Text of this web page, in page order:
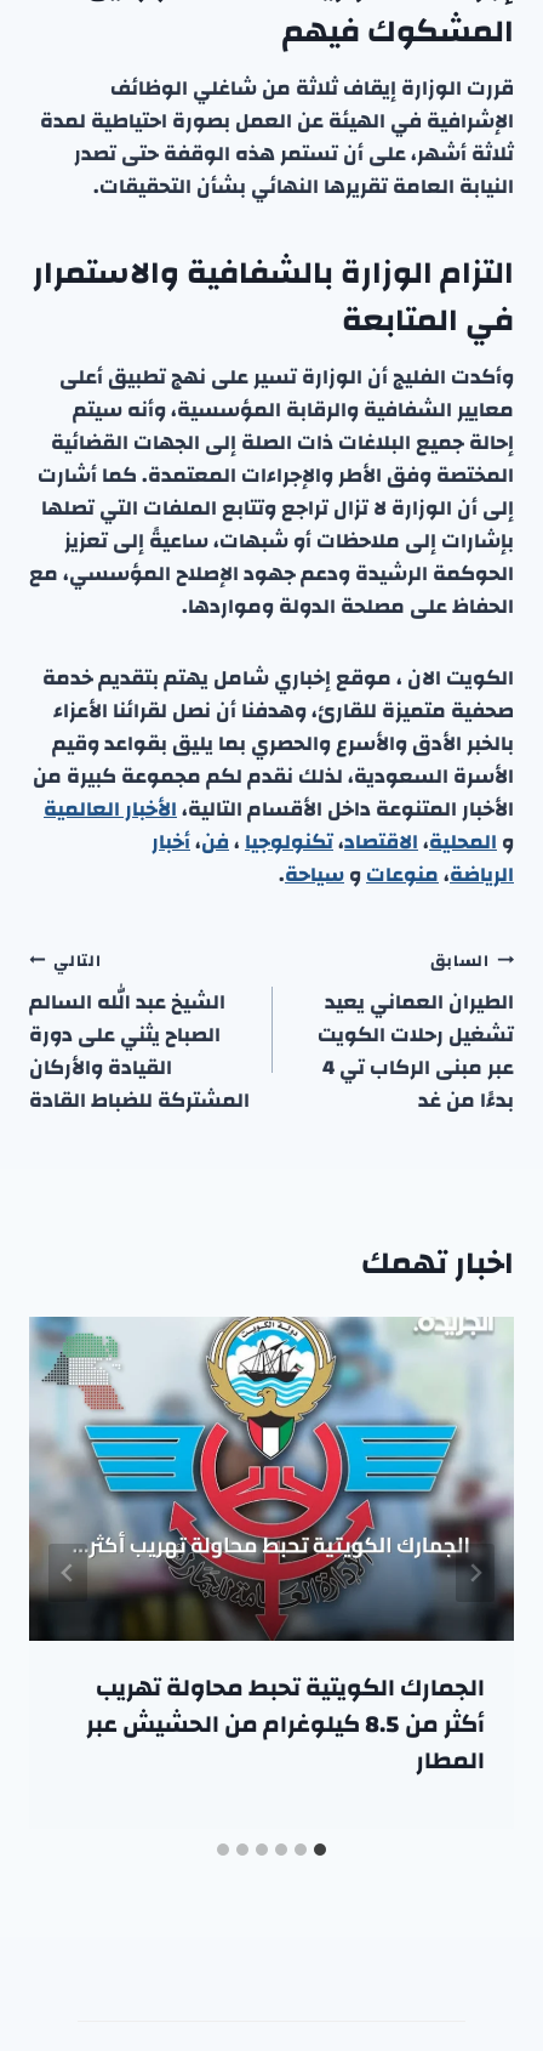
المشكوك فيهم
قررت الوزارة إيقاف ثلاثة من شاغلي الوظائف
الإشرافية في الهيئة عن العمل بصورة احتياطية لمدة
ثلاثة أشهر، على أن تستمر هذه الوقفة حتى تصدر
النيابة العامة تقريرها النهائي بشأن التحقيقات.
التزام الوزارة بالشفافية والاستمرار
في المتابعة
وأكدت الفليج أن الوزارة تسير على نهج تطبيق أعلى
معايير الشفافية والرقابة المؤسسية، وأنه سيتم
إحالة جميع البلاغات ذات الصلة إلى الجهات القضائية
المختصة وفق الأطر والإجراءات المعتمدة. كما أشارت
إلى أن الوزارة لا تزال تراجع وتتابع الملفات التي تصلها
بإشارات إلى ملاحظات أو شبهات، ساعيةً إلى تعزيز
الحوكمة الرشيدة ودعم جهود الإصلاح المؤسسي، مع
الحفاظ على مصلحة الدولة ومواردها.
الكويت الان ، موقع إخباري شامل يهتم بتقديم خدمة
صحفية متميزة للقارئ، وهدفنا أن نصل لقرائنا الأعزاء
بالخبر الأدق والأسرع والحصري بما يليق بقواعد وقيم
الأسرة السعودية، لذلك نقدم لكم مجموعة كبيرة من
الأخبار المتنوعة داخل الأقسام التالية،الأخبار العالمية
والمحلية،الاقتصاد،تكنولوجيا،فن،أخبار
الرياضة،منوعاتوسياحة.
تصفّح
المقالات
السابق
الطيران العماني يعيد
تشغيل رحلات الكويت
عبر مبنى الركاب تي 4
بدءًا من غد
التالي
الشيخ عبد الله السالم
الصباح يثني على دورة
القيادة والأركان
المشتركة للضباط القادة
اخبار تهمك
الجمارك الكويتية تحبط محاولة تهريب
أكثر من 8.5 كيلوغرام من الحشيش عبر
المطار